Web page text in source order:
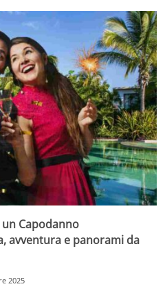
Capodanno
avventura e panorami da
2025